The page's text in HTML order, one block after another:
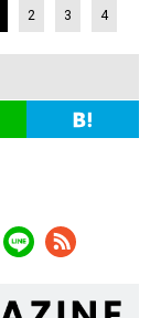
2 3 4